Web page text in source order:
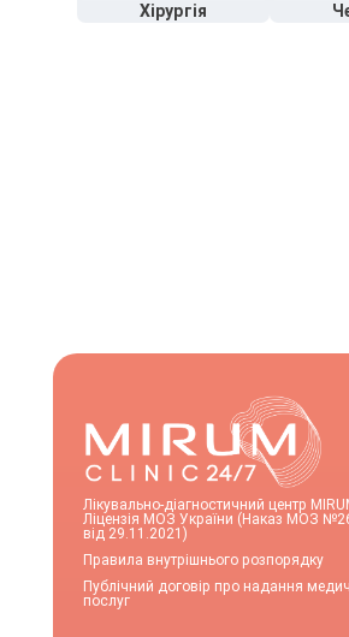
Хірургія
Лікувально-діагностичний центр
Ліцензія МОЗ України (Наказ МОЗ
від 29.11.2021)
Правила внутрішнього розпорядку
Публічний договір про надання
послуг